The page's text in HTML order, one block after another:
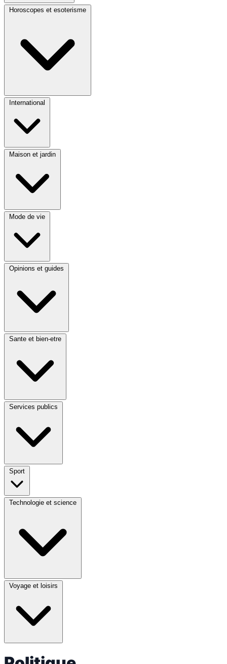
Horoscopes et esoterisme
International
Maison et jardin
Mode de vie
Opinions et guides
Sante et bien-etre
Services publics
Sport
Technologie et science
Voyage et loisirs